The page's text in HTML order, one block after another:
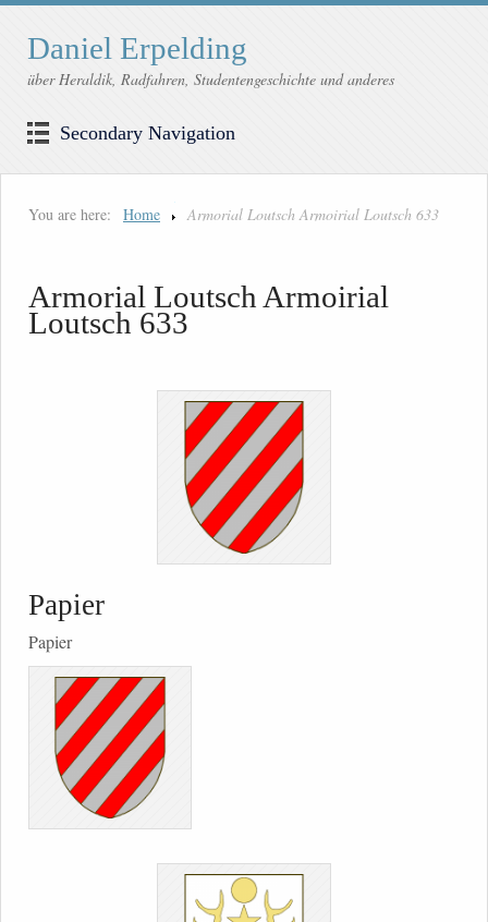
Daniel Erpelding
über Heraldik, Radfahren, Studentengeschichte und anderes
Secondary Navigation
You are here: Home Armorial Loutsch Armoirial Loutsch 633
Armorial Loutsch Armoirial
Loutsch 633
Papier
Papier